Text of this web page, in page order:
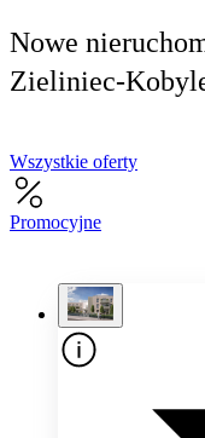
Nowe
Zieliniec-
Wszystkie oferty
Promocyjne